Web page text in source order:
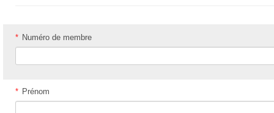
* Numéro de membre
* Prénom